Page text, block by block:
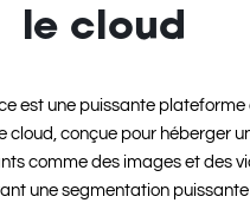
le cloud
est une puissante
cloud, conçue pour héberger
comme des images et des
une segmentation puissante